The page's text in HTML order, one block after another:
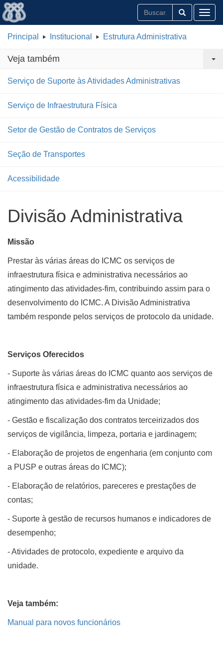
Principal Institucional Estrutura Administrativa
Veja também
Serviço de Suporte às Atividades Administrativas
Serviço de Infraestrutura Física
Setor de Gestão de Contratos de Serviços
Seção de Transportes
Acessibilidade
Divisão Administrativa
Missão
Prestar às várias áreas do ICMC os serviços de
infraestrutura física e administrativa necessários ao
atingimento das atividades-fim, contribuindo assim para o
desenvolvimento do ICMC. A Divisão Administrativa
também responde pelos serviços de protocolo da unidade.
Serviços Oferecidos
- Suporte às várias áreas do ICMC quanto aos serviços de
infraestrutura física e administrativa necessários ao
atingimento das atividades-fim da Unidade;
- Gestão e fiscalização dos contratos terceirizados dos
serviços de vigilância, limpeza, portaria e jardinagem;
- Elaboração de projetos de engenharia (em conjunto com
a PUSP e outras áreas do ICMC);
- Elaboração de relatórios, pareceres e prestações de
contas;
- Suporte à gestão de recursos humanos e indicadores de
desempenho;
- Atividades de protocolo, expediente e arquivo da
unidade.
Veja também:
Manual para novos funcionários